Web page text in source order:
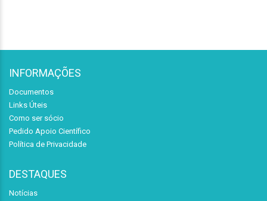
INFORMAÇÕES
Documentos
Links Úteis
Como ser sócio
Pedido Apoio Científico
Política de Privacidade
DESTAQUES
Notícias